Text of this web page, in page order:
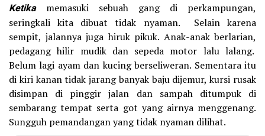
Ketikamemasuki sebuah gang di perkampungan,
seringkali kita dibuat tidak nyaman. Selain karena
sempit, jalannya juga hiruk pikuk. Anak-anak berlarian,
pedagang hilir mudik dan sepeda motor lalu lalang.
Belum lagi ayam dan kucing berseliweran. Sementara itu
di kiri kanan tidak jarang banyak baju dijemur, kursi rusak
disimpan di pinggir jalan dan sampah ditumpuk di
sembarang tempat serta got yang airnya menggenang.
Sungguh pemandangan yang tidak nyaman dilihat.